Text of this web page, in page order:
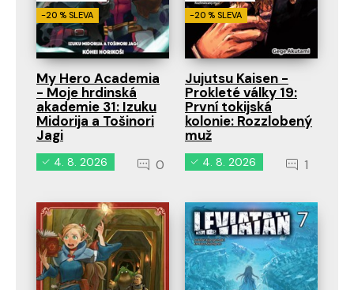
-20 % SLEVA
My Hero Academia
- Moje hrdinská
akademie 31: Izuku
Midorija a Tošinori
Jagi
4. 8. 2026 0
-20 % SLEVA
Jujutsu Kaisen -
Prokleté války 19:
První tokijská
kolonie: Rozzlobený
muž
4. 8. 2026 1